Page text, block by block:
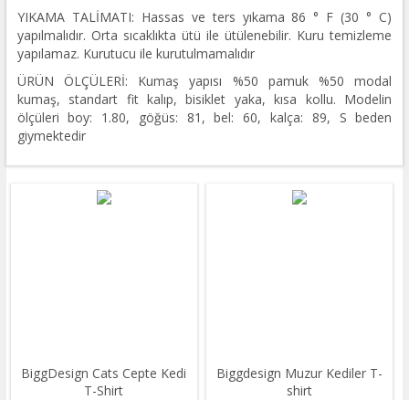
YIKAMA TALİMATI: Hassas ve ters yıkama 86 ° F (30 ° C)
yapılmalıdır. Orta sıcaklıkta ütü ile ütülenebilir. Kuru temizleme
yapılamaz. Kurutucu ile kurutulmamalıdır
ÜRÜN ÖLÇÜLERİ: Kumaş yapısı %50 pamuk %50 modal
kumaş, standart fit kalıp, bisiklet yaka, kısa kollu. Modelin
ölçüleri boy: 1.80, göğüs: 81, bel: 60, kalça: 89, S beden
giymektedir
BiggDesign Cats Cepte Kedi
T-Shirt
Biggdesign Muzur Kediler T-
shirt